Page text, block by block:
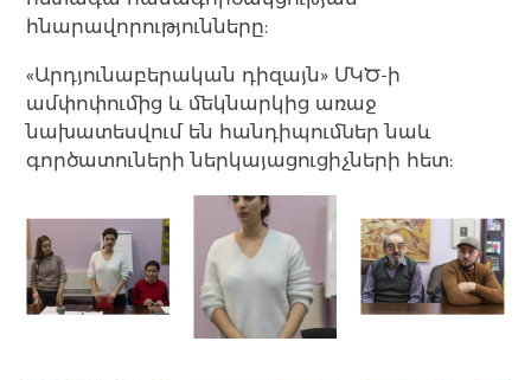
հնարավորությունները:
«Արդյունաբերական դիզայն» ՄԿԾ-ի
ամփոփումից և մեկնարկից առաջ
նախատեսվում են հանդիպումներ նաև
գործատուների ներկայացուցիչների հետ: